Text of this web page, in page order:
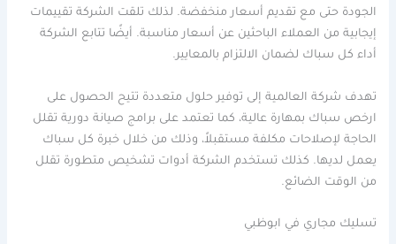
الجودة حتى مع تقديم أسعار منخفضة. لذلك تلقت الشركة تقييمات
إيجابية من العملاء الباحثين عن أسعار مناسبة. أيضًا تتابع الشركة
أداء كل سباك لضمان الالتزام بالمعايير.
تهدف شركة العالمية إلى توفير حلول متعددة تتيح الحصول على
ارخص سباك بمهارة عالية، كما تعتمد على برامج صيانة دورية تقلل
الحاجة لإصلاحات مكلفة مستقبلاً، وذلك من خلال خبرة كل سباك
يعمل لديها. كذلك تستخدم الشركة أدوات تشخيص متطورة تقلل
من الوقت الضائع.
تسليك مجاري في ابوظبي